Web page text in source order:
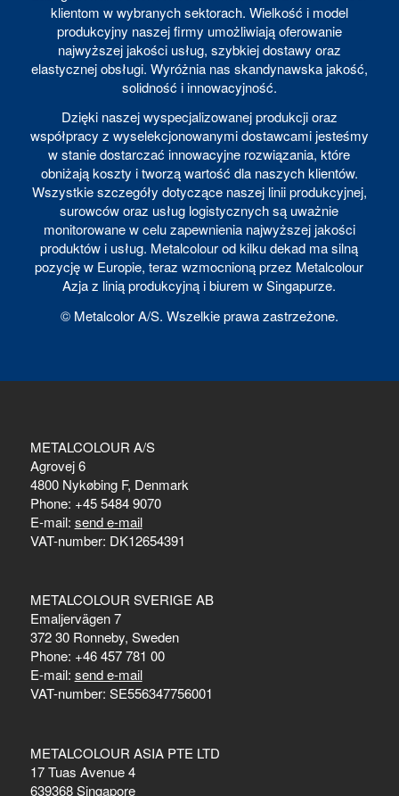
klientom w wybranych sektorach. Wielkość i model
produkcyjny naszej firmy umożliwiają oferowanie
najwyższej jakości usług, szybkiej dostawy oraz
elastycznej obsługi. Wyróżnia nas skandynawska jakość,
solidność i innowacyjność.
Dzięki naszej wyspecjalizowanej produkcji oraz
współpracy z wyselekcjonowanymi dostawcami jesteśmy
w stanie dostarczać innowacyjne rozwiązania, które
obniżają koszty i tworzą wartość dla naszych klientów.
Wszystkie szczegóły dotyczące naszej linii produkcyjnej,
surowców oraz usług logistycznych są uważnie
monitorowane w celu zapewnienia najwyższej jakości
produktów i usług. Metalcolour od kilku dekad ma silną
pozycję w Europie, teraz wzmocnioną przez Metalcolour
Azja z linią produkcyjną i biurem w Singapurze.
© Metalcolor A/S. Wszelkie prawa zastrzeżone.
METALCOLOUR A/S
Agrovej 6
4800 Nykøbing F, Denmark
Phone: +45 5484 9070
E-mail: send e-mail
VAT-number: DK12654391
METALCOLOUR SVERIGE AB
Emaljervägen 7
372 30 Ronneby, Sweden
Phone: +46 457 781 00
E-mail: send e-mail
VAT-number: SE556347756001
METALCOLOUR ASIA PTE LTD
17 Tuas Avenue 4
639368 Singapore